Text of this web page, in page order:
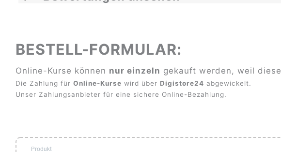
BESTELL-FORMULAR:
Online-Kurse können nur einzeln gekauft werden, weil diese
Die Zahlung für Online-Kurse wird über Digistore24 abgewickelt.
Unser Zahlungsanbieter für eine sichere Online-Bezahlung.